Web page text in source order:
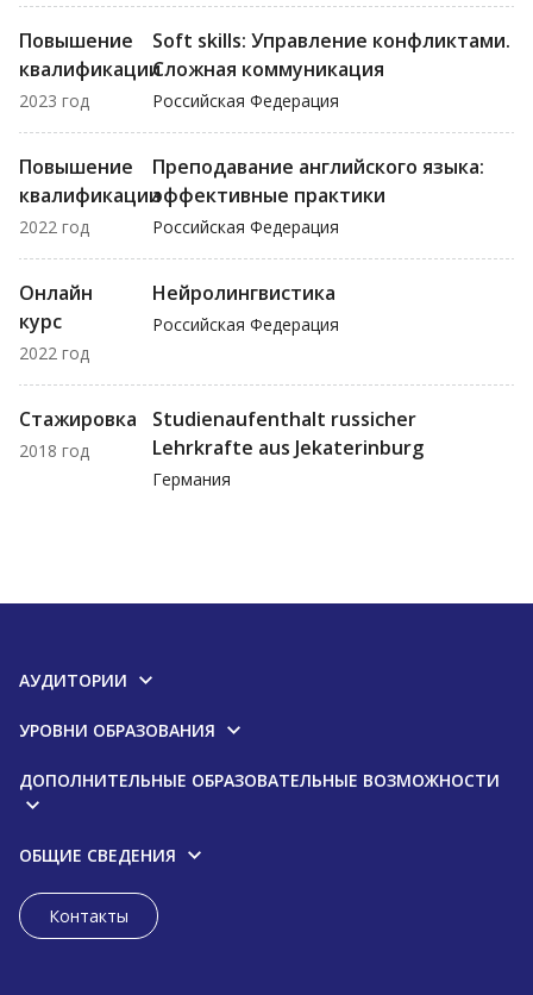
Повышение
квалификации
2023 год
Soft skills: Управление конфликтами.
Сложная коммуникация
Российская Федерация
Повышение
квалификации
2022 год
Преподавание английского языка:
эффективные практики
Российская Федерация
Онлайн
курс
2022 год
Нейролингвистика
Российская Федерация
Стажировка
2018 год
Studienaufenthalt russicher
Lehrkrafte aus Jekaterinburg
Германия
АУДИТОРИИ
УРОВНИ ОБРАЗОВАНИЯ
ДОПОЛНИТЕЛЬНЫЕ ОБРАЗОВАТЕЛЬНЫЕ ВОЗМОЖНОСТИ
ОБЩИЕ СВЕДЕНИЯ
Контакты